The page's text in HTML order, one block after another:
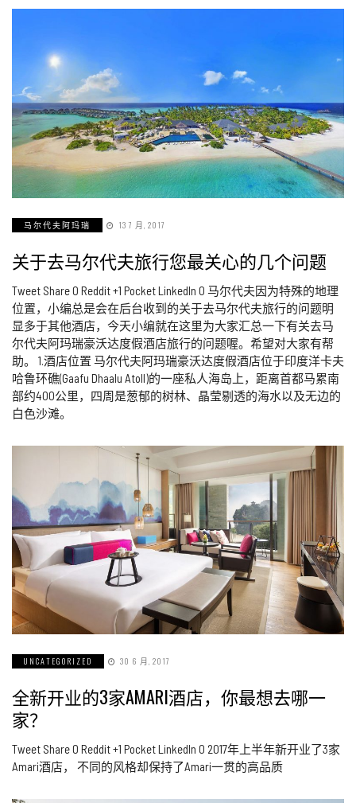
马尔代夫阿玛瑞 13 7 月, 2017
关于去马尔代夫旅行您最关心的几个问题
Tweet Share 0 Reddit +1 Pocket LinkedIn 0 马尔代夫因为特殊的地理
位置，小编总是会在后台收到的关于去马尔代夫旅行的问题明
显多于其他酒店，今天小编就在这里为大家汇总一下有关去马
尔代夫阿玛瑞豪沃达度假酒店旅行的问题喔。希望对大家有帮
助。 1.酒店位置 马尔代夫阿玛瑞豪沃达度假酒店位于印度洋卡夫
哈鲁环礁(Gaafu Dhaalu Atoll)的一座私人海岛上，距离首都马累南
部约400公里，四周是葱郁的树林、晶莹剔透的海水以及无边的
白色沙滩。
UNCATEGORIZED 30 6 月, 2017
全新开业的3家AMARI酒店，你最想去哪一
家？
Tweet Share 0 Reddit +1 Pocket LinkedIn 0 2017年上半年新开业了3家
Amari酒店， 不同的风格却保持了Amari一贯的高品质